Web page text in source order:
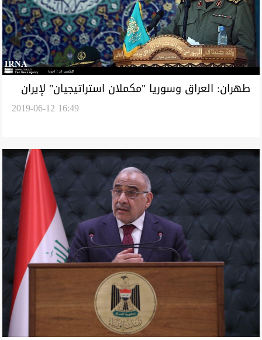
طهران: العراق وسوريا "مكملان استراتيجيان" لإيران
2019-06-12 16:49